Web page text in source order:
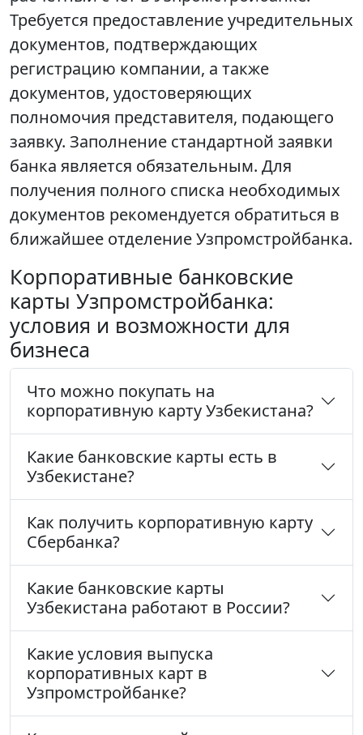
Требуется предоставление учредительных
документов, подтверждающих
регистрацию компании, а также
документов, удостоверяющих
полномочия представителя, подающего
заявку. Заполнение стандартной заявки
банка является обязательным. Для
получения полного списка необходимых
документов рекомендуется обратиться в
ближайшее отделение Узпромстройбанка.
Корпоративные банковские
карты Узпромстройбанка:
условия и возможности для
бизнеса
Что можно покупать на
корпоративную карту Узбекистана?
Какие банковские карты есть в
Узбекистане?
Как получить корпоративную карту
Сбербанка?
Какие банковские карты
Узбекистана работают в России?
Какие условия выпуска
корпоративных карт в
Узпромстройбанке?